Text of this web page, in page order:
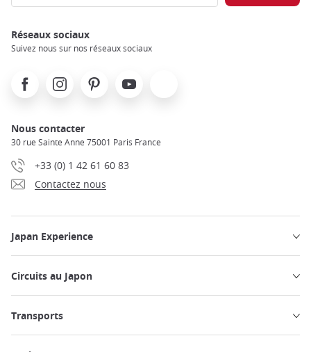
Réseaux sociaux
Suivez nous sur nos réseaux sociaux
FacebookInstagramPinterest Youtube
Nous contacter
30 rue Sainte Anne 75001 Paris France
+33 (0) 1 42 61 60 83
Contactez nous
Japan Experience
Circuits au Japon
Transports